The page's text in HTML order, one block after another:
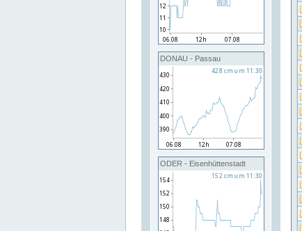
DONAU - Passau
ODER - Eisenhüttenstadt